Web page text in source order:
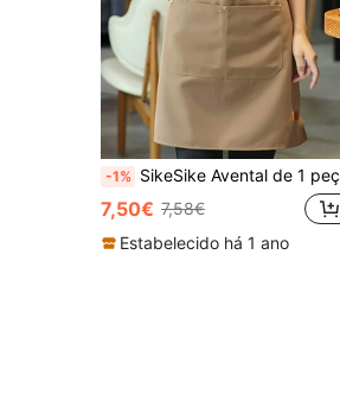
-1% SikeSike Avental de 1 peça, avental à prova d'água e óleo com bolsos, avental universal para mulheres e homens, para cafeteria, restaurante, aventais multiuso
7,50€ 7,58€
Estabelecido há 1 ano